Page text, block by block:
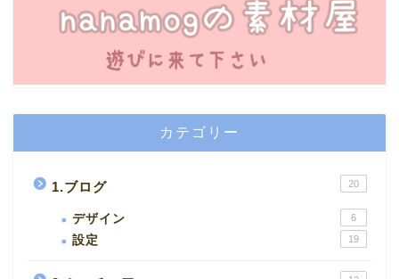
カテゴリー
1.ブログ 20
デザイン 6
設定 19